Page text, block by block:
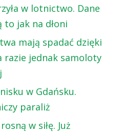
w lotnictwo. Dane
jak na dłoni
mają spadać dzięki
razie jednak samoloty
w Gdańsku.
paraliż
w siłę. Już